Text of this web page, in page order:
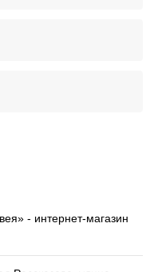
- интернет-магазин